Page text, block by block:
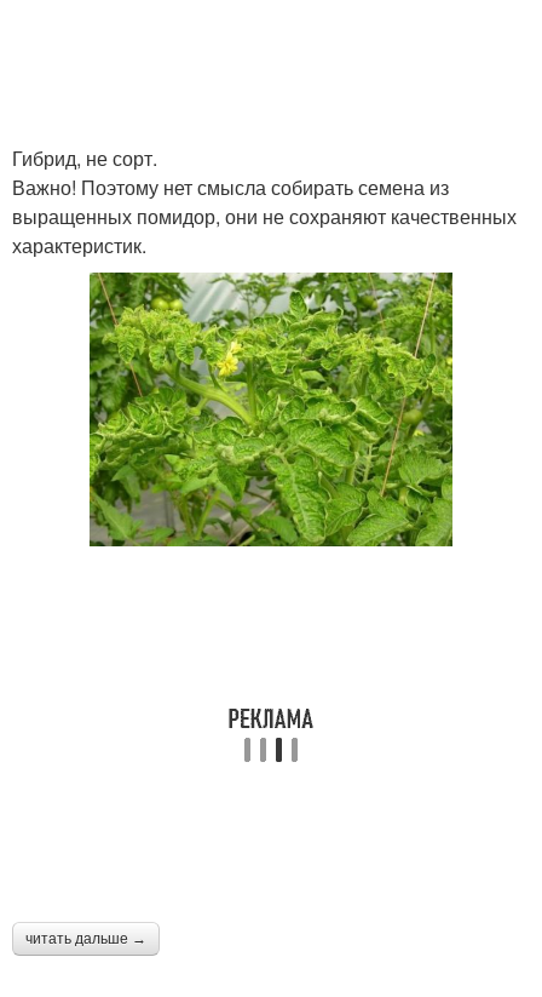
Гибрид, не сорт.
Важно! Поэтому нет смысла собирать семена из
выращенных помидор, они не сохраняют качественных
характеристик.
читать дальше →